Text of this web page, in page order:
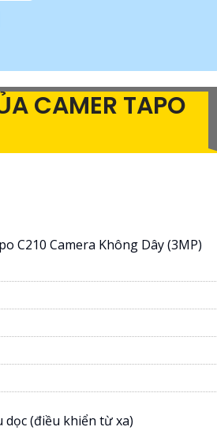
CAMER TAPO
C210 Camera Không Dây (3MP)
dọc (điều khiển từ xa)